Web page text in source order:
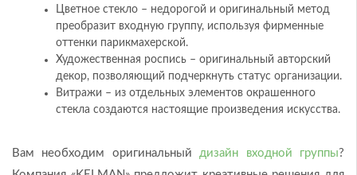
Цветное стекло – недорогой и оригинальный метод
преобразит входную группу, используя фирменные
оттенки парикмахерской.
Художественная роспись – оригинальный авторский
декор, позволяющий подчеркнуть статус организации.
Витражи – из отдельных элементов окрашенного
стекла создаются настоящие произведения искусства.
Вам необходим оригинальныйдизайн входной группы?